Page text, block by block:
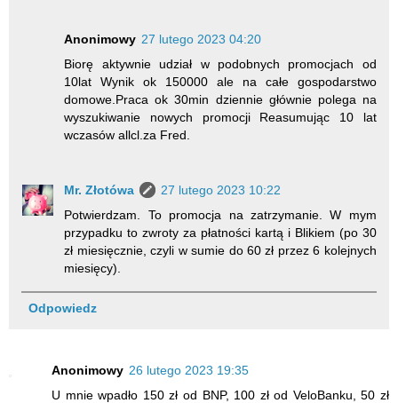
Anonimowy 27 lutego 2023 04:20
Biorę aktywnie udział w podobnych promocjach od
10lat Wynik ok 150000 ale na całe gospodarstwo
domowe.Praca ok 30min dziennie głównie polega na
wyszukiwanie nowych promocji Reasumując 10 lat
wczasów allcl.za Fred.
Mr. Złotówa
27 lutego 2023 10:22
Potwierdzam. To promocja na zatrzymanie. W mym
przypadku to zwroty za płatności kartą i Blikiem (po 30
zł miesięcznie, czyli w sumie do 60 zł przez 6 kolejnych
miesięcy).
Odpowiedz
Anonimowy 26 lutego 2023 19:35
U mnie wpadło 150 zł od BNP, 100 zł od VeloBanku, 50 zł